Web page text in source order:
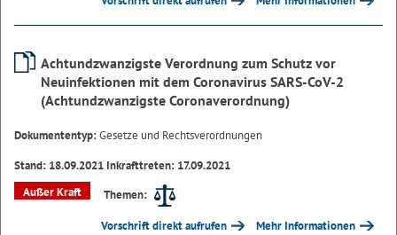
Achtundzwanzigste Verordnung zum Schutz vor
Neuinfektionen mit dem Coronavirus SARS-CoV-2
(Achtundzwanzigste Coronaverordnung)
Dokumententyp:Gesetze und Rechtsverordnungen
Stand: 18.09.2021 Inkrafttreten: 17.09.2021
Außer Kraft
Themen:
Vorschrift direkt aufrufen Mehr Informationen